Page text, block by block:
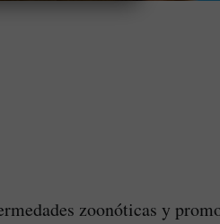
zoonóticas y